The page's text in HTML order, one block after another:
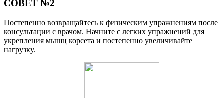
СОВЕТ №2
Постепенно возвращайтесь к физическим упражнениям после
консультации с врачом. Начните с легких упражнений для
укрепления мышц корсета и постепенно увеличивайте
нагрузку.